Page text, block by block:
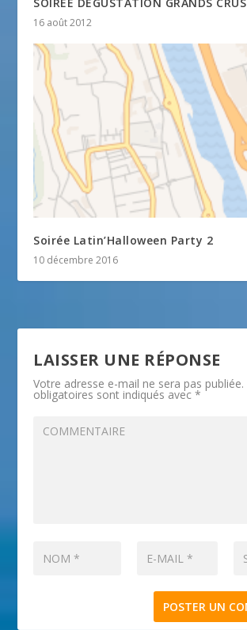
16 août 2012
Soirée Latin’Halloween Party 2
10 décembre 2016
LAISSER UNE RÉPONSE
Votre adresse e-mail ne sera pas publiée.
obligatoires sont indiqués avec*